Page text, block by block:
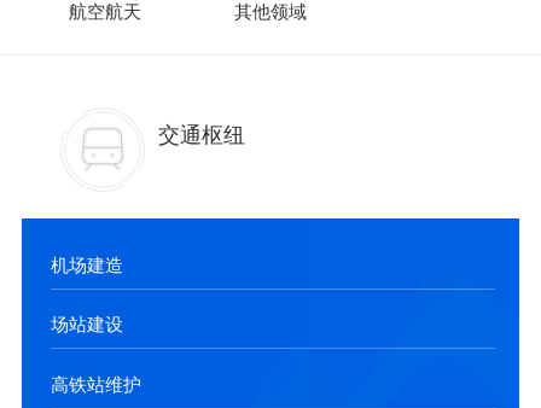
航空航天 其他领域
交通枢纽
机场建造
场站建设
高铁站维护